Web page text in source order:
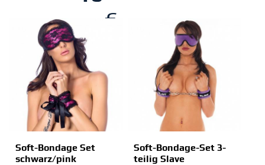
€
Soft-Bondage Set
schwarz/pink
Soft-Bondage-Set 3-
teilig Slave